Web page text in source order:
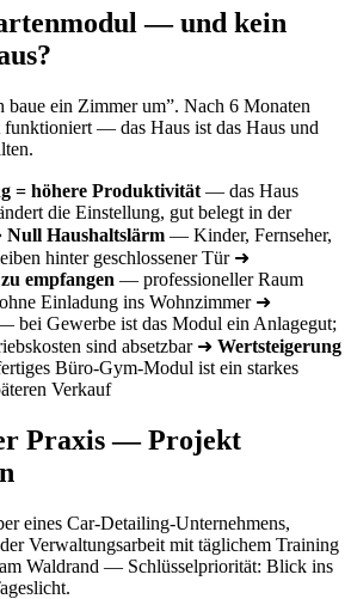
— und kein
baue ein Zimmer um”. Nach 6 Monaten
funktioniert — das Haus ist das Haus und
= höhere Produktivität — das Haus
die Einstellung, gut belegt in der
Null Haushaltslärm — Kinder, Fernseher,
hinter geschlossener Tür ➜
empfangen — professioneller Raum
Einladung ins Wohnzimmer ➜
bei Gewerbe ist das Modul ein Anlagegut;
sind absetzbar ➜ Wertsteigerung
Büro-Gym-Modul ist ein starkes
Verkauf
Praxis — Projekt
eines Car-Detailing-Unternehmens,
Verwaltungsarbeit mit täglichem Training
Waldrand — Schlüsselpriorität: Blick ins